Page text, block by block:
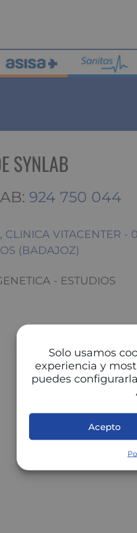
Solo usamos
experiencia y
puedes
Acepto
SYNLAB
924 750 044
CLINICA VITACENTER -
(BADAJOZ)
- ESTUDIOS